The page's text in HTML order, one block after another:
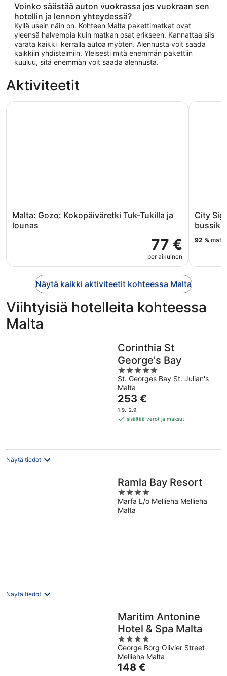
Voinko säästää auton vuokrassa jos vuokraan sen
hotellin ja lennon yhteydessä?
Kyllä usein näin on. Kohteen Malta pakettimatkat ovat
yleensä halvempia kuin matkan osat erikseen. Kannattaa siis
varata kaikki kerralla autoa myöten. Alennusta voit saada
kaikkiin yhdistelmiin. Yleisesti mitä enemmän pakettiin
kuuluu, sitä enemmän voit saada alennusta.
Aktiviteetit
Malta: Gozo: Kokopäiväretki Tuk-Tukilla ja
lounas
77 €
per aikuinen
Malta: Gozo: Kokopäiväretki Tuk-Tukilla ja lounas
City
92 %
City
Näytä kaikki aktiviteetit kohteessa Malta
Viihtyisiä hotelleita kohteessa
Malta
Corinthia St
George's Bay
5
out
of
5
St. Georges Bay St. Julian's
Malta
Hinta
on
253 €
253 €
1.9.–2.9.
sisältää verot ja maksut
Näytä tiedot
Ramla Bay Resort
4
out
of
Marfa L/o Mellieha Mellieha
Malta
Näytä tiedot
Maritim Antonine
Hotel & Spa Malta
4
out
of
5
George Borg Olivier Street
Mellieha Malta
Hinta
148 €